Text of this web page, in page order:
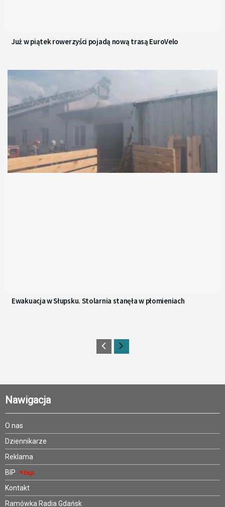
Już w piątek rowerzyści pojadą nową trasą EuroVelo
Ewakuacja w Słupsku. Stolarnia stanęła w płomieniach
Nawigacja
O nas
Dziennikarze
Reklama
BIP
Kontakt
Ramówka Radia Gdańsk